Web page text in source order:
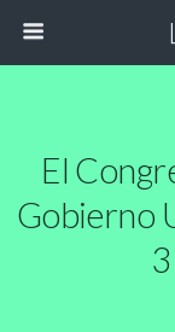
El
Gobierno